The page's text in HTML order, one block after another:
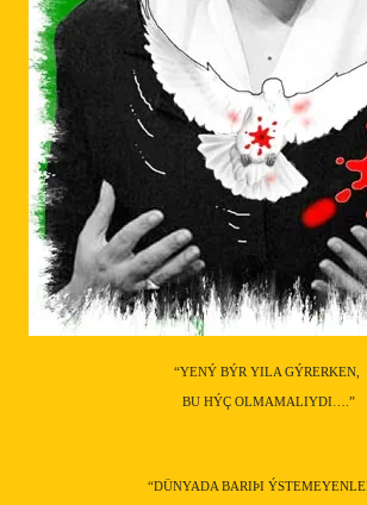
“YENÝ BÝR YILA GÝRERKEN,
BU HÝÇ OLMAMALIYDI….”
“DÜNYADA BARIÞI